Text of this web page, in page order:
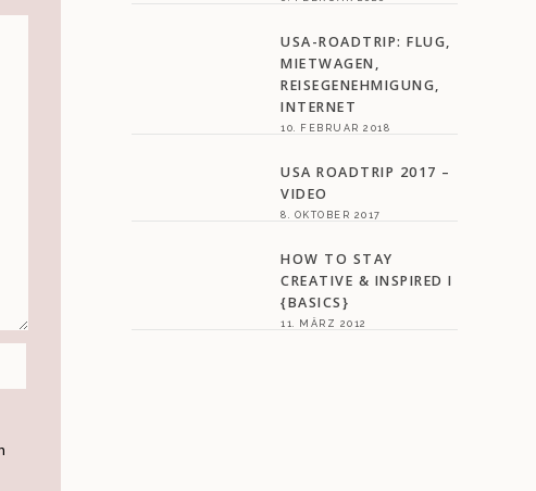
USA-ROADTRIP: FLUG,
MIETWAGEN,
REISEGENEHMIGUNG,
INTERNET
10. FEBRUAR 2018
USA ROADTRIP 2017 –
VIDEO
8. OKTOBER 2017
HOW TO STAY
CREATIVE & INSPIRED I
{BASICS}
11. MÄRZ 2012